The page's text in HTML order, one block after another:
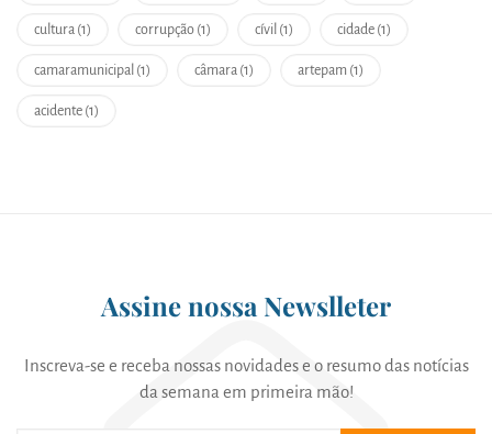
cultura (1) corrupção (1) cívil (1) cidade (1)
camaramunicipal (1) câmara (1) artepam (1)
acidente (1)
Assine nossa Newslleter
Inscreva-se e receba nossas novidades e o resumo das notícias
da semana em primeira mão!